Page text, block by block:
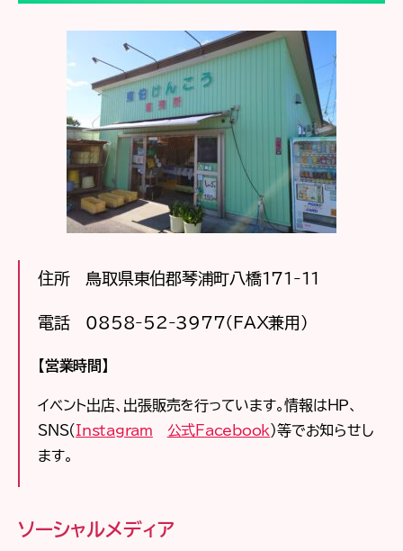
住所 鳥取県東伯郡琴浦町八橋171-11
電話 0858-52-3977（FAX兼用）
【営業時間】
イベント出店、出張販売を行っています。情報はＨＰ、
SNS( Instagram 公式Facebook）等でお知らせし
ます。
ソーシャルメディア